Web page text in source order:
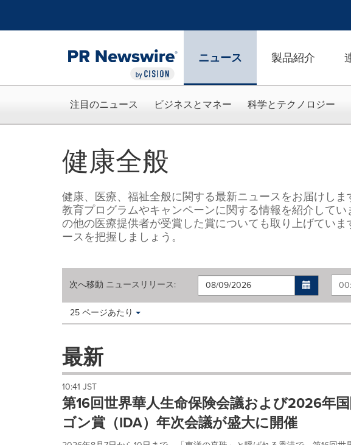
ニュース 製品紹介
注目のニュース ビジネスとマネー 科学とテクノロジー
健康全般
健康、医療、福祉全般に関する最新ニュースをお届けし
教育プログラムやキャンペーンに関する情報を紹介して
の他の医療提供者が受賞した賞についても取り上げてい
ースを把握しましょう。
次へ移動 ニュースリリース:
Making
with
these
dropdown
cause
content
on
this
page
Items per page:
25 ページあたり
最新
10:41 JST
第16回世界華人生命保険会議および2026年
ゴン賞（IDA）年次会議が盛大に開催